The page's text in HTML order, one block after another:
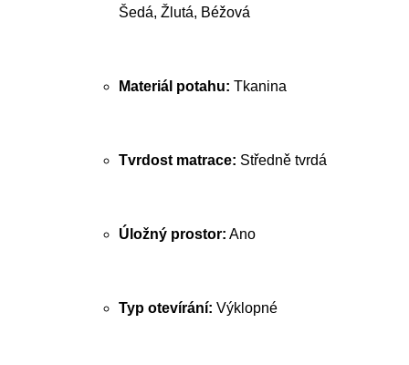
Šedá, Žlutá, Béžová
Materiál potahu: Tkanina
Tvrdost matrace: Středně tvrdá
Úložný prostor: Ano
Typ otevírání: Výklopné